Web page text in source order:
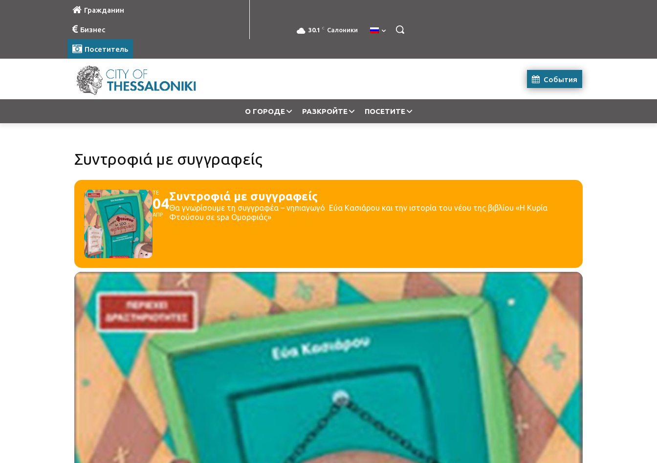
Гражданин
Бизнес
Посетитель
30.1 C Салоники
События
О ГОРОДЕ РАЗКРОЙТЕ ПОСЕТИТЕ
Συντροφιά με συγγραφείς
ΤΕ
04
ΑΠΡ
Συντροφιά με συγγραφείς
Θα γνωρίσουμε τη συγγραφέα – νηπιαγωγό Εύα Κασιάρου και την ιστορία του νέου της βιβλίου «Η Κυρία
Φτούσου σε spa Ομορφιάς»